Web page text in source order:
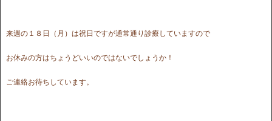
来週の１８日（月）は祝日ですが通常通り診療していますので
お休みの方はちょうどいいのではないでしょうか！
ご連絡お待ちしています。